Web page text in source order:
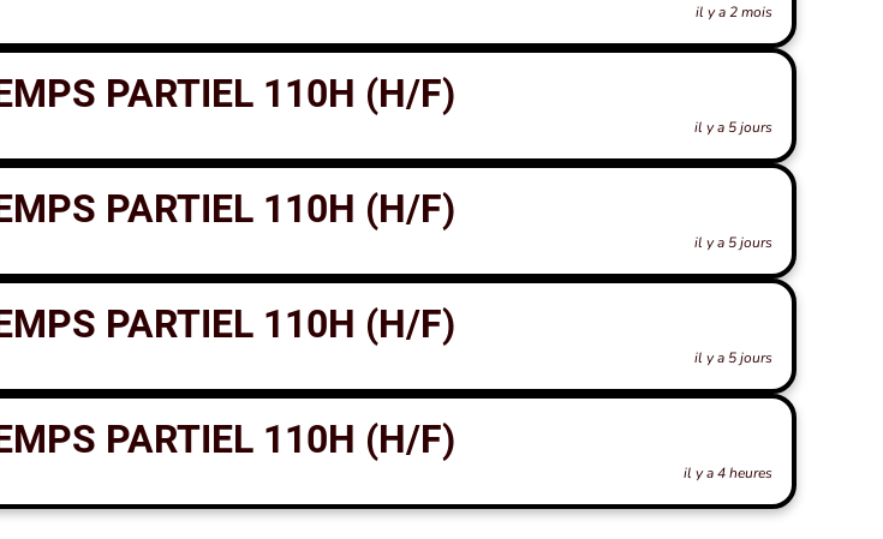
il y a 2 mois
PARTIEL 110H (H/F)
il y a 5 jours
PARTIEL 110H (H/F)
il y a 5 jours
PARTIEL 110H (H/F)
il y a 5 jours
PARTIEL 110H (H/F)
il y a 4 heures